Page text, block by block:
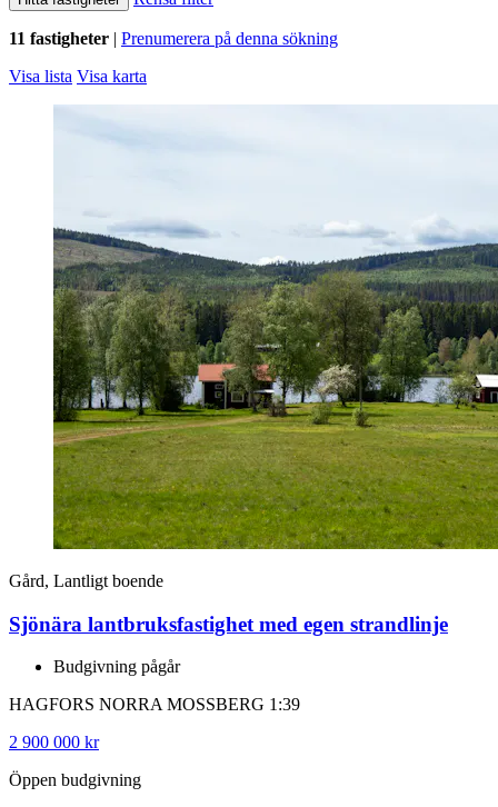
11 fastigheter | Prenumerera på denna sökning
Visa lista Visa karta
Gård, Lantligt boende
Sjönära lantbruksfastighet med egen strandlinje
Budgivning pågår
HAGFORS NORRA MOSSBERG 1:39
2 900 000 kr
Öppen budgivning